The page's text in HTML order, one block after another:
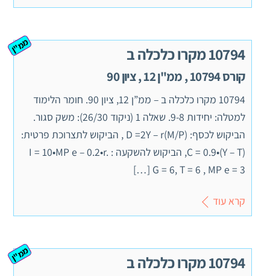
10794 מקרו כלכלה ב
קורס 10794 , ממ"ן 12 , ציון 90
ממ"ן
10794 מקרו כלכלה ב – ממ”ן 12, ציון 90. חומר הלימוד
למטלה: יחידות 9-8. שאלה 1 (ניקוד 26/30): משק סגור.
הביקוש לכסף: (M/P)D =2Y – r , הביקוש לתצרוכת פרטית:
C = 0.9•(Y – T), הביקוש להשקעה : I = 10•MP e – 0.2•r.
G = 6, T = 6 , MP e = 3 […]
קרא עוד
10794 מקרו כלכלה ב ממ"ן